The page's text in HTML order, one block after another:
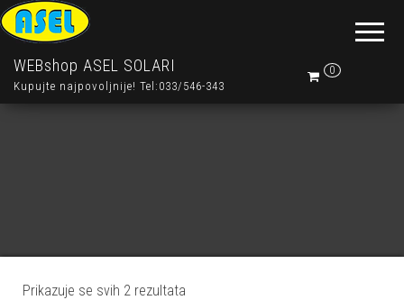
WEBshop ASEL SOLARI
Kupujte najpovoljnije! Tel:033/546-343
0
Prikazuje se svih 2 rezultata